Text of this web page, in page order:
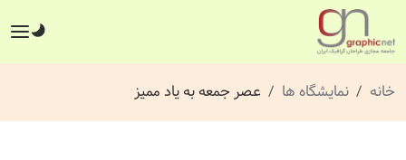
خانه نمایشگاه ها عصر جمعه به یاد ممیز